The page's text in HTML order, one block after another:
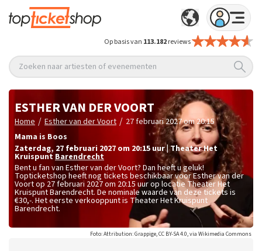
Op basis van 113.182reviews
Zoeken naar artiesten of evenementen
ESTHER VAN DER VOORT
Home / Esther van der Voort / 27 februari 2027 om 20:15
Mama is Boos
zaterdag, 27 februari 2027 om 20:15 uur|Theater Het
KruispuntBarendrecht
Bent u fan van Esther van der Voort? Dan heeft u geluk!
Topticketshop heeft nog tickets beschikbaar voor Esther van der
Voort op 27 februari 2027 om 20:15 uur op locatie Theater Het
Kruispunt Barendrecht. De nominale waarde van deze tickets is
€30,-. Het eerste verkooppunt is Theater Het Kruispunt
Barendrecht.
Foto: Attribution: Grappige, CC BY-SA 4.0, via Wikimedia Commons